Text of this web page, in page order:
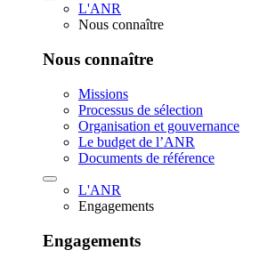
L'ANR
Nous connaître
Nous connaître
Missions
Processus de sélection
Organisation et gouvernance
Le budget de l’ANR
Documents de référence
L'ANR
Engagements
Engagements